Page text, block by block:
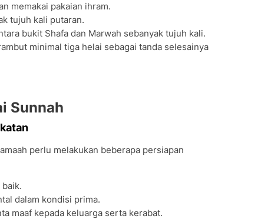
memakai pakaian ihram.
tujuh kali putaran.
bukit Shafa dan Marwah sebanyak tujuh kali.
minimal tiga helai sebagai tanda selesainya
Sunnah
perlu melakukan beberapa persiapan
dalam kondisi prima.
maaf kepada keluarga serta kerabat.